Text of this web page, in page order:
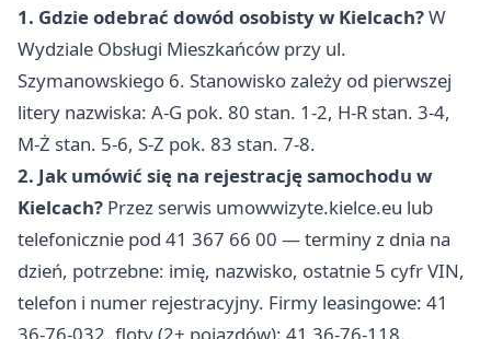
1. Gdzie odebrać dowód osobisty w Kielcach?W
Wydziale Obsługi Mieszkańców przy ul.
Szymanowskiego 6. Stanowisko zależy od pierwszej
litery nazwiska: A-G pok. 80 stan. 1-2, H-R stan. 3-4,
M-Ż stan. 5-6, S-Z pok. 83 stan. 7-8.
2. Jak umówić się na rejestrację samochodu w
Kielcach? Przez serwis umowwizyte.kielce.eu lub
telefonicznie pod 41 367 66 00 — terminy z dnia na
dzień, potrzebne: imię, nazwisko, ostatnie 5 cyfr VIN,
telefon i numer rejestracyjny. Firmy leasingowe: 41